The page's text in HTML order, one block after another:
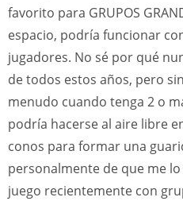
favorito para GRUPOS
espacio, podría funcionar
jugadores. No sé por qué
de todos estos años, pero
menudo cuando tenga 2 o
podría hacerse al aire libre
conos para formar una
personalmente de que me
juego recientemente con